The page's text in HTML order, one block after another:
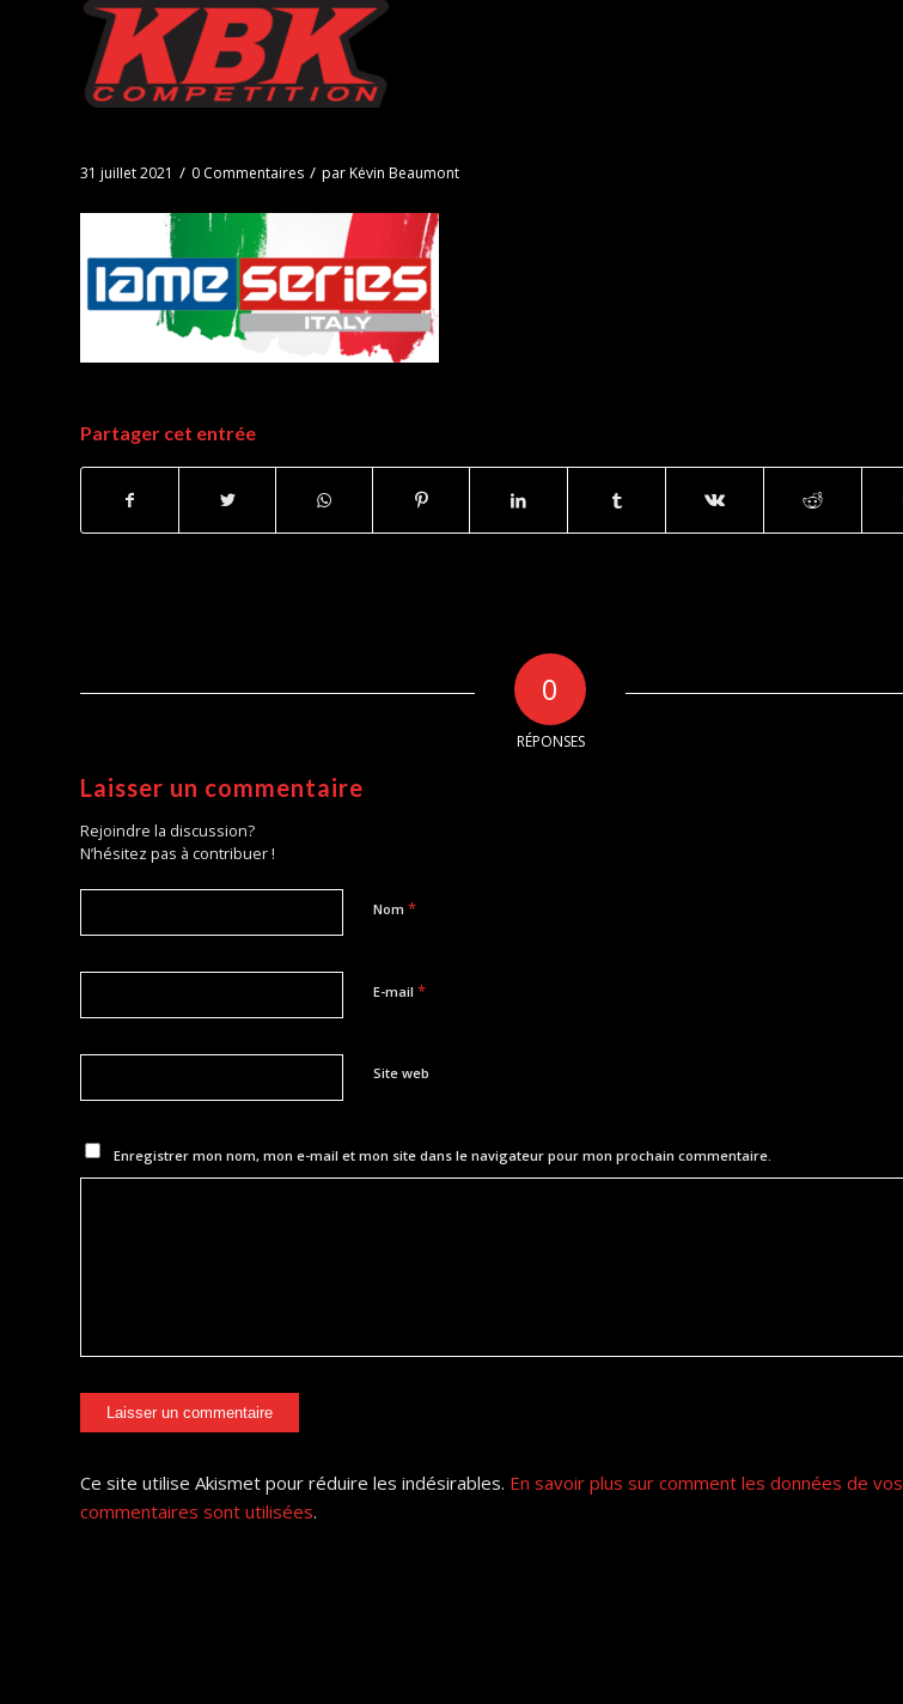
31 juillet 2021 / 0 Commentaires / parKévin Beaumont
Partager cet entrée
0
RÉPONSES
Laisser un commentaire
Rejoindre la discussion?
N’hésitez pas à contribuer !
Nom *
E-mail *
Site web
Enregistrer mon nom, mon e-mail et mon site dans le navigateur pour mon prochain commentaire.
Ce site utilise Akismet pour réduire les indésirables. En savoir plus sur comment les données de vos
commentaires sont utilisées.